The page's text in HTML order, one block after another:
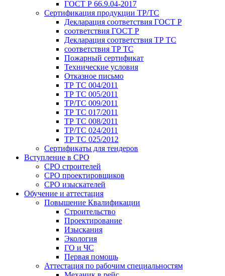
ГОСТ Р 66.9.04-2017
Сертификация продукции ТР/ТС
Декларация соответствия ГОСТ Р
соответствия ГОСТ Р
Декларация соответствия ТР ТС
соответствия ТР ТС
Пожарный сертификат
Технические условия
Отказное письмо
ТР ТС 004/2011
ТР ТС 005/2011
ТР/ТС 009/2011
ТР ТС 017/2011
ТР ТС 008/2011
ТР/ТС 024/2011
ТР ТС 025/2012
Сертификаты для тендеров
Вступление в СРО
СРО строителей
СРО проектировщиков
СРО изыскателей
Обучение и аттестация
Повышение Квалификации
Строительство
Проектирование
Изыскания
Экология
ГО и ЧС
Первая помощь
Аттестация по рабочим специальностям